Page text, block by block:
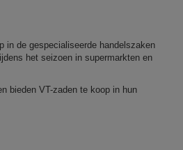
in de gespecialiseerde handelszaken
het seizoen in supermarkten en
bieden VT-zaden te koop in hun